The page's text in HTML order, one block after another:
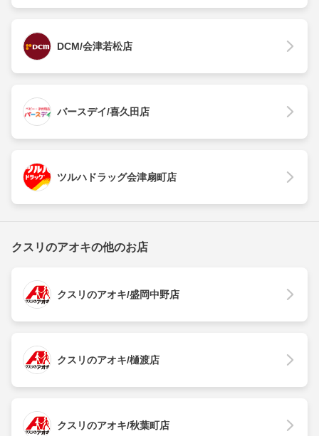
DCM/会津若松店
バースデイ/喜久田店
ツルハドラッグ会津扇町店
クスリのアオキの他のお店
クスリのアオキ/盛岡中野店
クスリのアオキ/樋渡店
クスリのアオキ/秋葉町店